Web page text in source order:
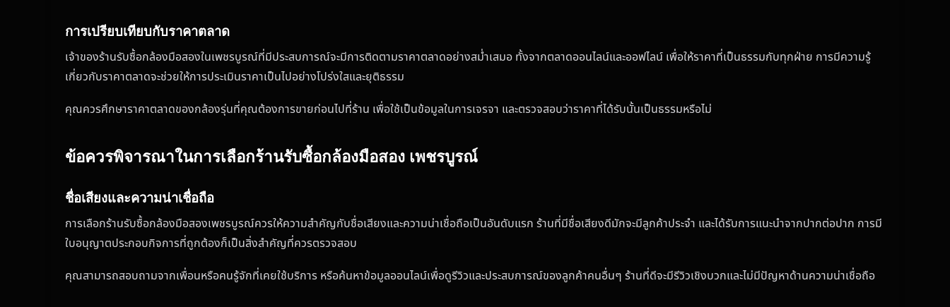
การเปรียบเทียบกับราคาตลาด
เจ้าของร้านรับซื้อกล้องมือสองในเพชรบูรณ์ที่มีประสบการณ์จะมีการติดตามราคาตลาดอย่างสม่ำเสมอ ทั้งจากตลาดออนไลน์และออฟไลน์ เพื่อให้ราคาที่เป็นธรรมกับทุกฝ่าย การมีความรู้
เกี่ยวกับราคาตลาดจะช่วยให้การประเมินราคาเป็นไปอย่างโปร่งใสและยุติธรรม
คุณควรศึกษาราคาตลาดของกล้องรุ่นที่คุณต้องการขายก่อนไปที่ร้าน เพื่อใช้เป็นข้อมูลในการเจรจา และตรวจสอบว่าราคาที่ได้รับนั้นเป็นธรรมหรือไม่
ข้อควรพิจารณาในการเลือกร้านรับซื้อกล้องมือสอง เพชรบูรณ์
ชื่อเสียงและความน่าเชื่อถือ
การเลือกร้านรับซื้อกล้องมือสองเพชรบูรณ์ควรให้ความสำคัญกับชื่อเสียงและความน่าเชื่อถือเป็นอันดับแรก ร้านที่มีชื่อเสียงดีมักจะมีลูกค้าประจำ และได้รับการแนะนำจากปากต่อปาก การมี
ใบอนุญาตประกอบกิจการที่ถูกต้องก็เป็นสิ่งสำคัญที่ควรตรวจสอบ
คุณสามารถสอบถามจากเพื่อนหรือคนรู้จักที่เคยใช้บริการ หรือค้นหาข้อมูลออนไลน์เพื่อดูรีวิวและประสบการณ์ของลูกค้าคนอื่นๆ ร้านที่ดีจะมีรีวิวเชิงบวกและไม่มีปัญหาด้านความน่าเชื่อถือ